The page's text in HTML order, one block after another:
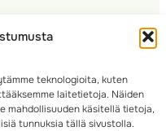
teknologioita, kuten
laitetietoja. Näiden
mahdollisuuden käsitellä tietoja,
tunnuksia tällä sivustolla.